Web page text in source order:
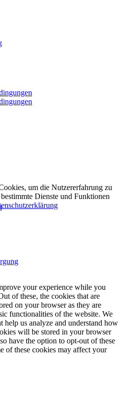
um die Nutzererfahrung zu
Dienste und Funktionen
your experience while you
of these, the cookies that are
on your browser as they are
functionalities of the website. We
help us analyze and understand how
will be stored in your browser
have the option to opt-out of these
of these cookies may affect your